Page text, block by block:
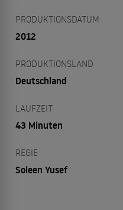
PRODUKTIONSDATUM
2012
PRODUKTIONSLAND
Deutschland
LAUFZEIT
43 Minuten
REGIE
Soleen Yusef